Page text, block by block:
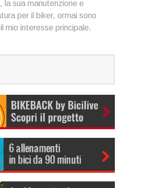
la sua manutenzione e
per il biker, ormai sono
mio interesse principale.